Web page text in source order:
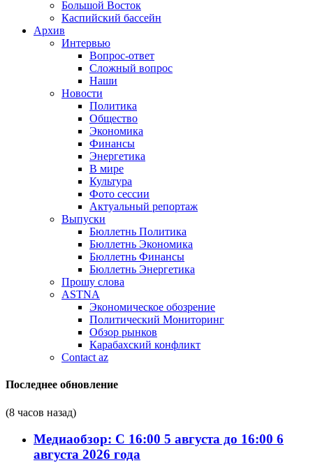
Большой Восток
Каспийский бассейн
Архив
Интервью
Вопрос-ответ
Сложный вопрос
Наши
Новости
Политика
Общество
Экономика
Финансы
Энергетика
В мире
Культура
Фото сессии
Актуальный репортаж
Выпуски
Бюллетнь Политика
Бюллетнь Экономика
Бюллетнь Финансы
Бюллетнь Энергетика
Прошу слова
ASTNA
Экономическое обозрение
Политический Мониторинг
Обзор рынков
Карабахский конфликт
Contact az
Последнее обновление
(8 часов назад)
Медиаобзор: С 16:00 5 августа до 16:00 6
августа 2026 года